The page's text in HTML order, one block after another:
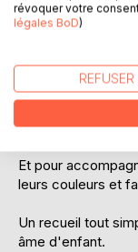
DESCRIPTION
Un monde de
lutins farceurs
des loups bien
bien arrêter de
Et pour
leurs couleurs et
Un recueil tout
âme d'enfant.
révoquer votre
légales BoD)
REFUSER